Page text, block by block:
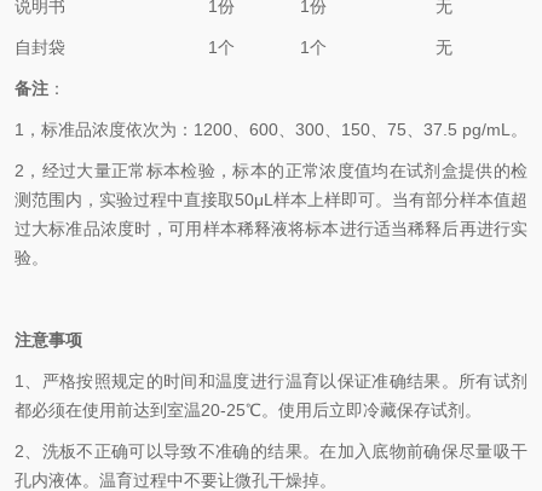
说明书 1份 1份 无
自封袋 1个 1个 无
备注 ：
1， 标准品浓度依次为： 1200 、600、300、150、75、37.5 pg/mL 。
2， 经过大量正常标本检验，标本的正常浓度值均在试剂盒提供的检
测范围内，实验过程中直接取50μL 样本上样即可。当有部分样本值超
过大标准品浓度时，可用样本稀释液将标本进行适当稀释后再进行实
验。
注意事项
1、 严格按照规定的时间和温度进行温育以保证准确结果。所有试剂
都必须在使用前达到室温20-25℃。使用后立即冷藏保存试剂。
2、 洗板不正确可以导致不准确的结果。在加入底物前确保尽量吸干
孔内液体。温育过程中不要让微孔干燥掉。